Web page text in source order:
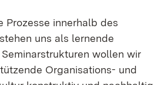
Prozesse innerhalb des
uns als lernende
wollen wir
Organisations- und